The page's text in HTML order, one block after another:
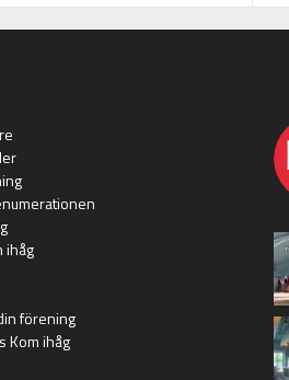
ihåg
förening
Kom ihåg